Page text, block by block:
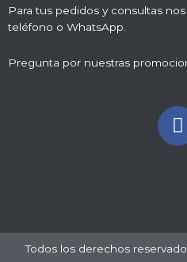
Para tus pedidos y consultas
teléfono o WhatsApp.
Pregunta por nuestras
Todos los derechos